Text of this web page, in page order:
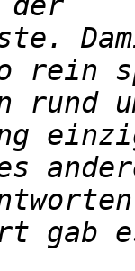
rund
es
gab